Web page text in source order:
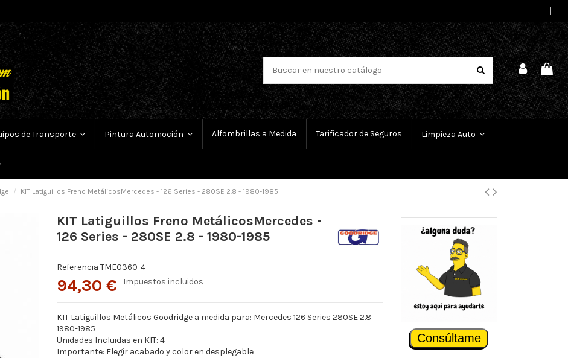
de Transporte Pintura Automoción Alfombrillas a Medida Tarificador de Seguros Limpieza Auto
KIT Latiguillos Freno MetálicosMercedes - 126 Series - 280SE 2.8 - 1980-1985
KIT Latiguillos Freno MetálicosMercedes -
126 Series - 280SE 2.8 - 1980-1985
Referencia TME0360-4
94,30 € Impuestos incluidos
KIT Latiguillos Metálicos Goodridge a medida para: Mercedes 126 Series 280SE 2.8
1980-1985
Unidades Incluidas en KIT: 4
Importante: Elegir acabado y color en desplegable
Consúltame